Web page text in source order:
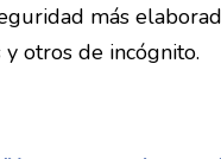
más
otros de incógnito.